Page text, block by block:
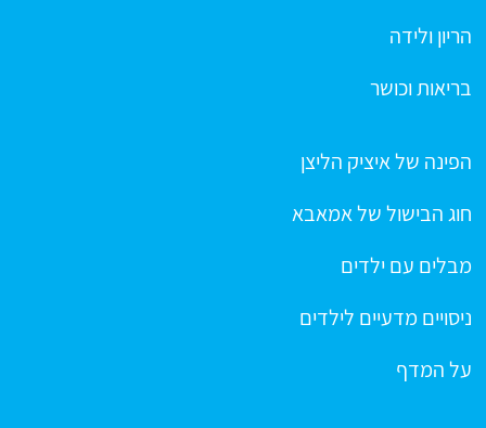
הריון ולידה
בריאות וכושר
הפינה של איציק הליצן
חוג הבישול של אמאבא
מבלים עם ילדים
ניסויים מדעיים לילדים
על המדף